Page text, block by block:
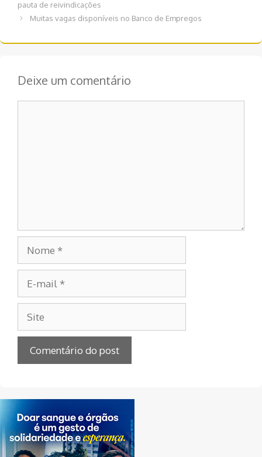
post
pauta de reivindicações
Muitas vagas disponíveis no Banco de Empregos
Deixe um comentário
mail